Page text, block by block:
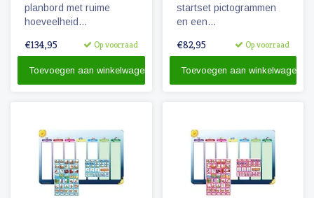
planbord met ruime
hoeveelheid
pictogrammen voor een
Herkenbaarheid van de
€134,95 Op voorraad
Toevoegen aan winkelwagen
startset pictogrammen
en een
€82,95 Op voorraad
Toevoegen aan winkelwagen